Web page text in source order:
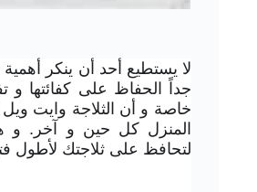
لا يستطيع أحد أن ينكر
جداً الحفاظ على كفائتها و
خاصة و أن الثلاجة وايت
المنزل كل حين و آخر. و
لتحافظ على ثلاجتك لأطول